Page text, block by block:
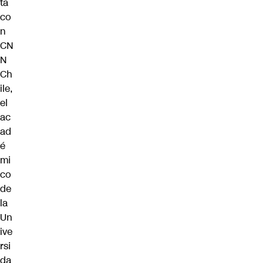
co
n
CN
N
Ch
ile,
el
ac
ad
é
mi
co
de
la
Un
ive
rsi
da